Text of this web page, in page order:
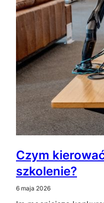
Czym
szkolenie?
6 maja 2026